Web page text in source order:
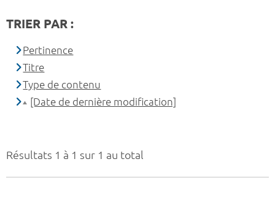
Résultats 1 à 1 sur 1 au total
TRIER PAR :
Pertinence
Titre
Type de contenu
[Date de dernière modification]